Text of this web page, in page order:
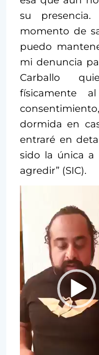
su
momento de
puedo
mi denuncia
Carballo
físicamente
dormida en
entraré en
sido la única a
agredir” (SIC).